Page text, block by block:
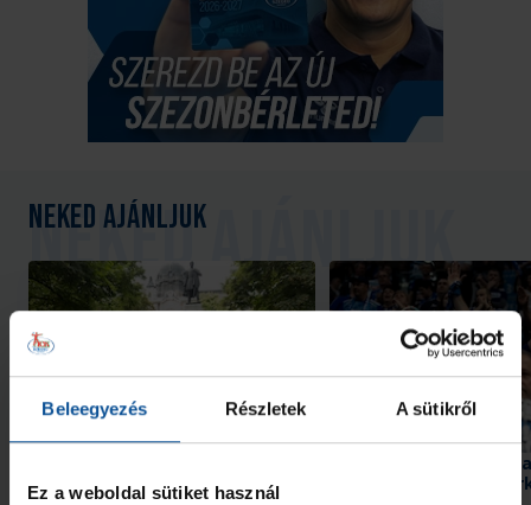
Beleegyezés Részletek A sütikről
Ez a weboldal sütiket használ
Neked ajánljuk
Galéria
Hódmezővásárhely
Szurkolói információk
Nantes elleni